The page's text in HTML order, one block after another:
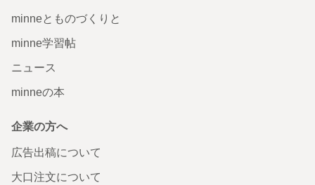
minneとものづくりと
minne学習帖
ニュース
minneの本
企業の方へ
広告出稿について
大口注文について